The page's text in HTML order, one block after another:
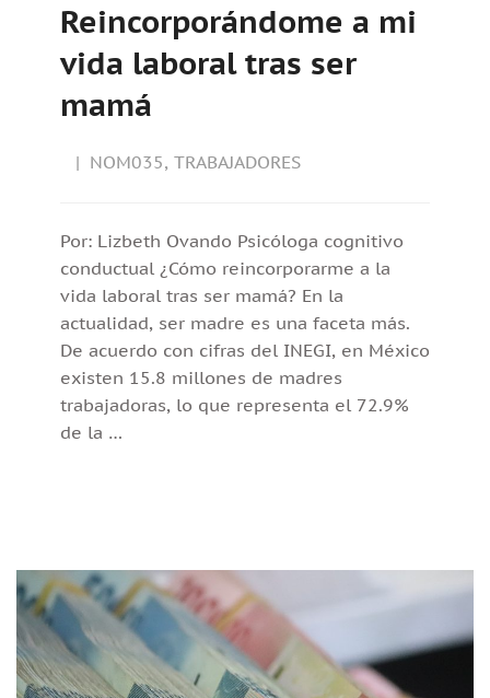
Reincorporándome a mi
vida laboral tras ser
mamá
NOM035, TRABAJADORES
Por: Lizbeth Ovando Psicóloga cognitivo
conductual ¿Cómo reincorporarme a la
vida laboral tras ser mamá? En la
actualidad, ser madre es una faceta más.
De acuerdo con cifras del INEGI, en México
existen 15.8 millones de madres
trabajadoras, lo que representa el 72.9%
de la …